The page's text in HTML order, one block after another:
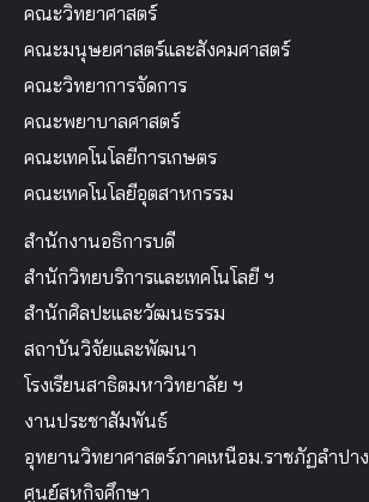
คณะวิทยาศาสตร์
คณะมนุษยศาสตร์และสังคมศาสตร์
คณะวิทยาการจัดการ
คณะพยาบาลศาสตร์
คณะเทคโนโลยีการเกษตร
คณะเทคโนโลยีอุตสาหกรรม
สำนักงานอธิการบดี
สำนักวิทยบริการและเทคโนโลยี ฯ
สำนักศิลปะและวัฒนธรรม
สถาบันวิจัยและพัฒนา
โรงเรียนสาธิตมหาวิทยาลัย ฯ
งานประชาสัมพันธ์
อุทยานวิทยาศาสตร์ภาคเหนือม.ราชภัฏลำปาง
ศูนย์สหกิจศึกษา